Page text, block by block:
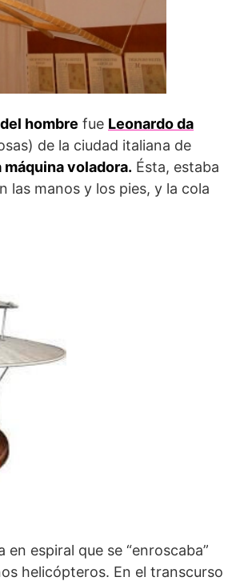
hombre fue Leonardo da
de la ciudad italiana de
voladora. Ésta, estaba
las manos y los pies, y la cola
en espiral que se “enroscaba”
helicópteros. En el transcurso